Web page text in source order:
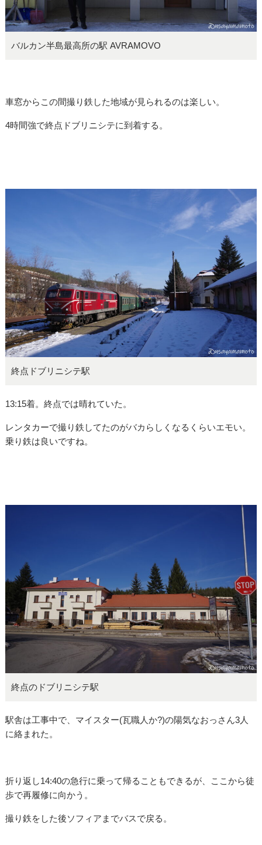
バルカン半島最高所の駅 AVRAMOVO
車窓からこの間撮り鉄した地域が見られるのは楽しい。
4時間強で終点ドブリニシテに到着する。
終点ドブリニシテ駅
13:15着。終点では晴れていた。
レンタカーで撮り鉄してたのがバカらしくなるくらいエモい。
乗り鉄は良いですね。
終点のドブリニシテ駅
駅舎は工事中で、マイスター(瓦職人か?)の陽気なおっさん3人
に絡まれた。
折り返し14:40の急行に乗って帰ることもできるが、ここから徒
歩で再履修に向かう。
撮り鉄をした後ソフィアまでバスで戻る。